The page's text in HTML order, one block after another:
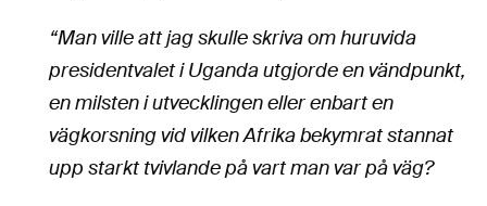
“Man ville att jag skulle skriva om huruvida
presidentvalet i Uganda utgjorde en vändpunkt,
en milsten i utvecklingen eller enbart en
vägkorsning vid vilken Afrika bekymrat stannat
upp starkt tvivlande på vart man var på väg?